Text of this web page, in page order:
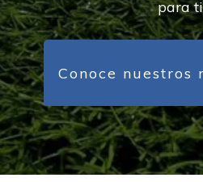
para
Conoce nuestros